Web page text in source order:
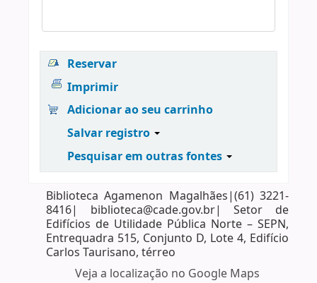
Reservar
Imprimir
Adicionar ao seu carrinho
Salvar registro
Pesquisar em outras fontes
Biblioteca Agamenon Magalhães|(61) 3221-
8416| biblioteca@cade.gov.br| Setor de
Edifícios de Utilidade Pública Norte – SEPN,
Entrequadra 515, Conjunto D, Lote 4, Edifício
Carlos Taurisano, térreo
Veja a localização no Google Maps